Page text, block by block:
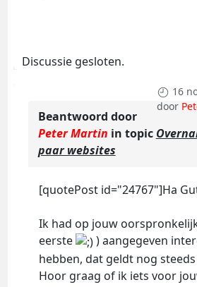
Discussie gesloten.
16
door
Beantwoord door
Peter Martin in topic
paar websites
[quotePost id="24767"]Ha
Ik had op jouw
eerste
) aangegeven
hebben, dat geldt nog
Hoor graag of ik iets voor